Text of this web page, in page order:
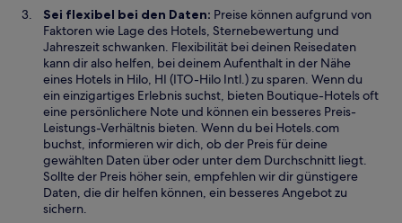
Sei flexibel bei den Daten: Preise können aufgrund von
Faktoren wie Lage des Hotels, Sternebewertung und
Jahreszeit schwanken. Flexibilität bei deinen Reisedaten
kann dir also helfen, bei deinem Aufenthalt in der Nähe
eines Hotels in Hilo, HI (ITO-Hilo Intl.) zu sparen. Wenn du
ein einzigartiges Erlebnis suchst, bieten Boutique-Hotels oft
eine persönlichere Note und können ein besseres Preis-
Leistungs-Verhältnis bieten. Wenn du bei Hotels.com
buchst, informieren wir dich, ob der Preis für deine
gewählten Daten über oder unter dem Durchschnitt liegt.
Sollte der Preis höher sein, empfehlen wir dir günstigere
Daten, die dir helfen können, ein besseres Angebot zu
sichern.